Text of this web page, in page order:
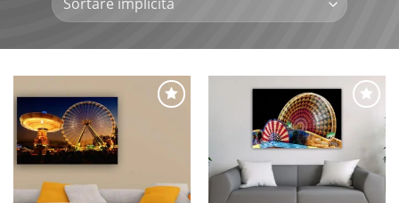
Adaugă
la
favorite